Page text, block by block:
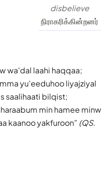
disbelieve
நிராகரிக்கின்றனர்
wa'dal laahi haqqaa;
yu'eeduhoo liyajziyal
saalihaati bilqist;
min hamee minw
kaanoo yakfuroon (QS.